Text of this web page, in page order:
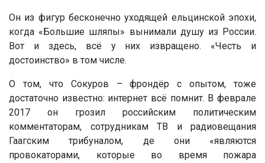
Он из фигур бесконечно уходящей ельцинской эпохи,
когда «Большие шляпы» вынимали душу из России.
Вот и здесь, всё у них извращено. «Честь и
достоинство» в том числе.
О том, что Сокуров – фрондёр с опытом, тоже
достаточно известно: интернет всё помнит. В феврале
2017 он грозил российским политическим
комментаторам, сотрудникам ТВ и радиовещания
Гаагским трибуналом, де они «являются
провокаторами, которые во время пожара